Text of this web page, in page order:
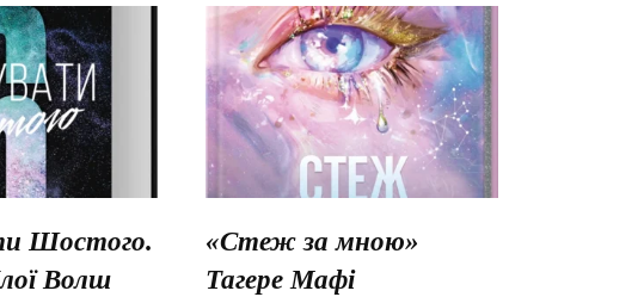
Шостого.
Волш
«Стеж за мною»
Тагере Мафі